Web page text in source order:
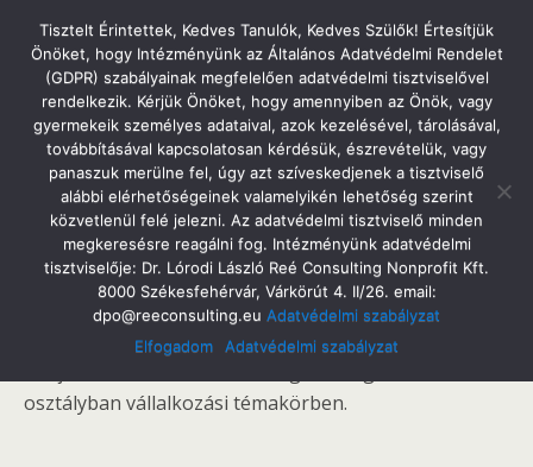
Tatabányai Árpád Gimnázium
2017. Március 24. Péntek
Pénz7 2.0
Megosztás Tweet Pin Email SMS
A Pénz7 keretében Tóth Csaba a Wemont Kft.
osztályban vállalkozási témakörben.
Tisztelt Érintettek, Kedves Tanulók, Kedves Szülők! Értesítjük
Önöket, hogy Intézményünk az Általános Adatvédelmi Rendelet
(GDPR) szabályainak megfelelően adatvédelmi tisztviselővel
rendelkezik. Kérjük Önöket, hogy amennyiben az Önök, vagy
gyermekeik személyes adataival, azok kezelésével, tárolásával,
továbbításával kapcsolatosan kérdésük, észrevételük, vagy
panaszuk merülne fel, úgy azt szíveskedjenek a tisztviselő
alábbi elérhetőségeinek valamelyikén lehetőség szerint
közvetlenül felé jelezni. Az adatvédelmi tisztviselő minden
megkeresésre reagálni fog. Intézményünk adatvédelmi
tisztviselője: Dr. Lórodi László Reé Consulting Nonprofit Kft.
8000 Székesfehérvár, Várkörút 4. II/26. email:
dpo@reeconsulting.eu Adatvédelmi szabályzat
Elfogadom
Adatvédelmi szabályzat